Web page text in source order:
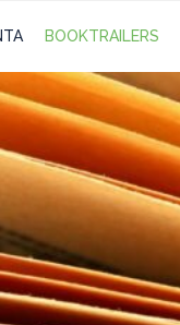
BOOKTRAILERS